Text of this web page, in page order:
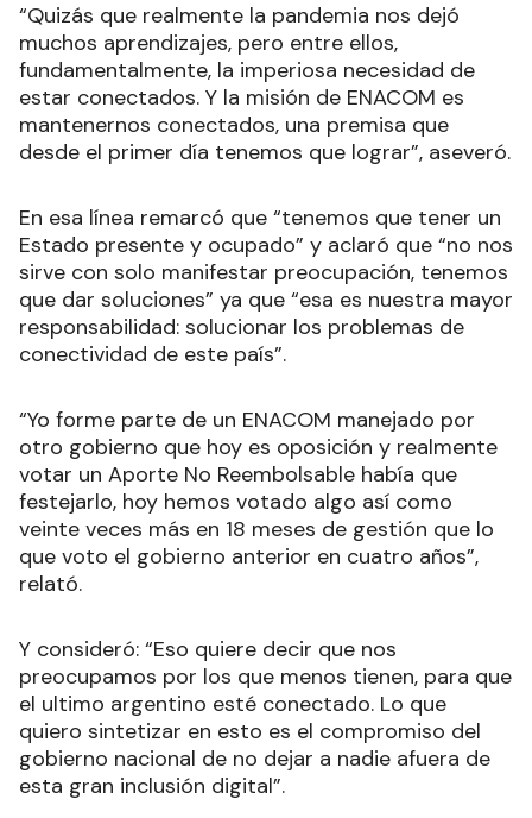
“Quizás que realmente la pandemia nos dejó
muchos aprendizajes, pero entre ellos,
fundamentalmente, la imperiosa necesidad de
estar conectados. Y la misión de ENACOM es
mantenernos conectados, una premisa que
desde el primer día tenemos que lograr”, aseveró.
En esa línea remarcó que “tenemos que tener un
Estado presente y ocupado” y aclaró que “no nos
sirve con solo manifestar preocupación, tenemos
que dar soluciones” ya que “esa es nuestra mayor
responsabilidad: solucionar los problemas de
conectividad de este país”.
“Yo forme parte de un ENACOM manejado por
otro gobierno que hoy es oposición y realmente
votar un Aporte No Reembolsable había que
festejarlo, hoy hemos votado algo así como
veinte veces más en 18 meses de gestión que lo
que voto el gobierno anterior en cuatro años”,
relató.
Y consideró: “Eso quiere decir que nos
preocupamos por los que menos tienen, para que
el ultimo argentino esté conectado. Lo que
quiero sintetizar en esto es el compromiso del
gobierno nacional de no dejar a nadie afuera de
esta gran inclusión digital”.